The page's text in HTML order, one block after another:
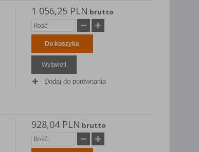
1 056,25 PLN brutto
Do koszyka
Wyświetl
Dodaj do porównania
928,04 PLN brutto